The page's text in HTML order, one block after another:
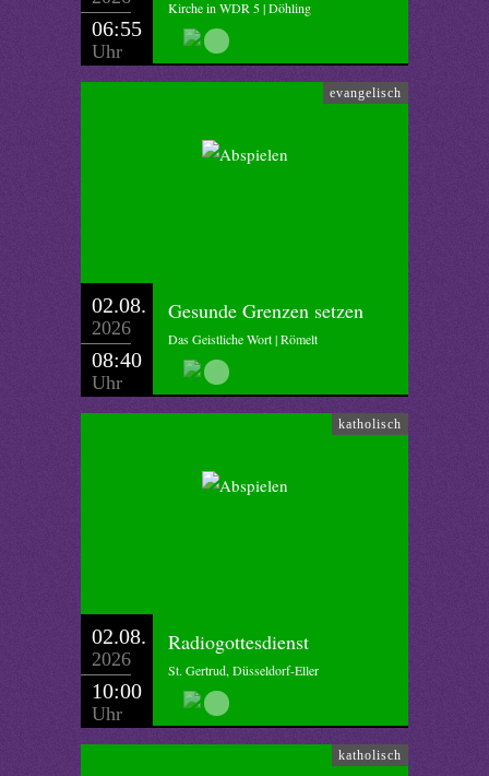
06:55
Uhr
Kirche in WDR 5 | Döhling
evangelisch
02.08.
2026
08:40
Uhr
Gesunde Grenzen setzen
Das Geistliche Wort | Römelt
katholisch
02.08.
2026
10:00
Uhr
Radiogottesdienst
St. Gertrud, Düsseldorf-Eller
katholisch